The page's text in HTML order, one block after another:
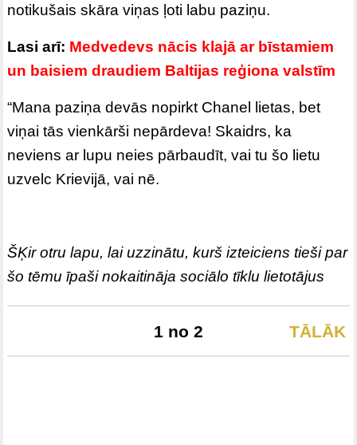
notikušais skāra viņas ļoti labu paziņu.
Lasi arī: Medvedevs nācis klajā ar bīstamiem
un baisiem draudiem Baltijas reģiona valstīm
“Mana paziņa devās nopirkt Chanel lietas, bet
viņai tās vienkārši nepārdeva! Skaidrs, ka
neviens ar lupu neies pārbaudīt, vai tu šo lietu
uzvelc Krievijā, vai nē.
ŠĶir otru lapu, lai uzzinātu, kurš izteiciens tieši par
šo tēmu īpaši nokaitināja sociālo tīklu lietotājus
TĀLĀK
1 no 2